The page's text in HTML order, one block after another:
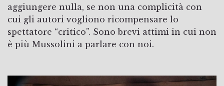
aggiungere nulla, se non una complicità con
cui gli autori vogliono ricompensare lo
spettatore “critico”. Sono brevi attimi in cui non
è più Mussolini a parlare con noi.